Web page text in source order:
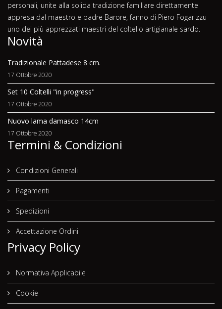
personali, unite alla solida tradizione familiare direttamente
appresa dal maestro e padre Barore, fanno di Piero Fogarizzu
uno dei più apprezzati maestri del coltello artigianale sardo.
Novità
Tradizionale Pattadese 8 cm.
17 Ottobre 2020
Set 10 Coltelli "in progress"
17 Ottobre 2020
Nuovo lama damasco 14cm
17 Ottobre 2020
Termini & Condizioni
Condizioni Generali
Pagamenti
Spedizioni
Accettazione Ordini
Privacy Policy
Normativa Applicabile
Cookie